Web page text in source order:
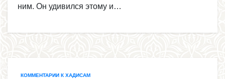
ним. Он удивился этому и…
КОММЕНТАРИИ К ХАДИСАМ